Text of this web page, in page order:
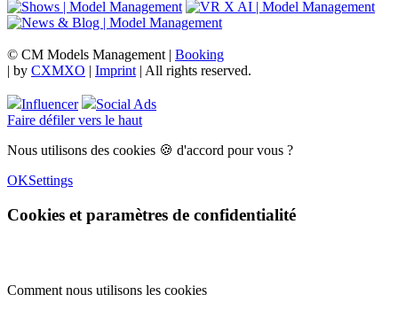
© CM Models Management | Booking
| by CXMXO | Imprint | All rights reserved.
Influencer
Social Ads
Faire défiler vers le haut
Nous utilisons des cookies 🍪 d'accord pour vous ?
OKSettings
Cookies et paramètres de confidentialité
Comment nous utilisons les cookies